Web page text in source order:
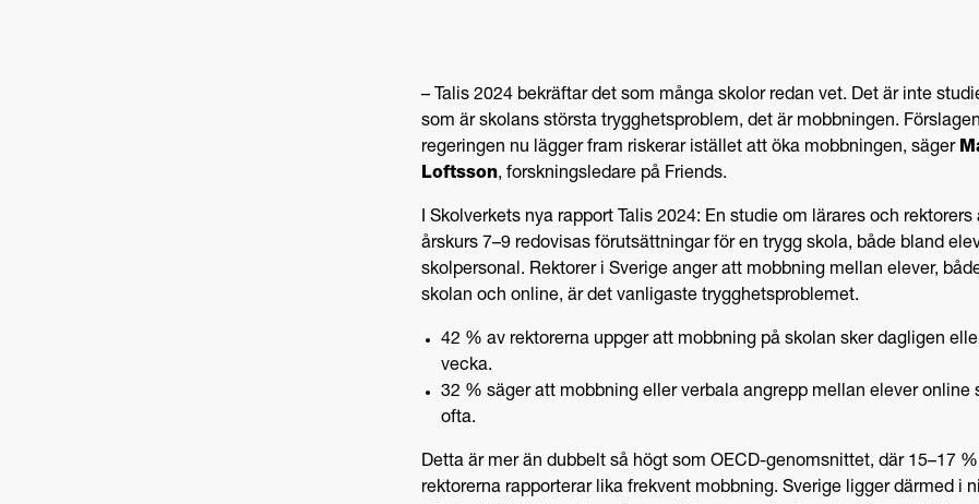
– Talis 2024 bekräftar det som många skolor redan vet. Det är inte
som är skolans största trygghetsproblem, det är mobbningen.
regeringen nu lägger fram riskerar istället att öka mobbningen, säger
Loftsson, forskningsledare på Friends.
I Skolverkets nya rapport Talis 2024: En studie om lärares och rektorers
årskurs 7–9 redovisas förutsättningar för en trygg skola, både bland
skolpersonal. Rektorer i Sverige anger att mobbning mellan elever,
skolan och online, är det vanligaste trygghetsproblemet.
42 % av rektorerna uppger att mobbning på skolan sker dagligen
vecka.
32 % säger att mobbning eller verbala angrepp mellan elever online
ofta.
Detta är mer än dubbelt så högt som OECD-genomsnittet, där 15–17
rektorerna rapporterar lika frekvent mobbning. Sverige ligger därmed i